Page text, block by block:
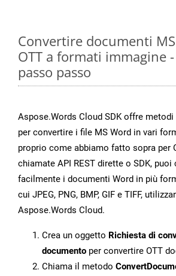
Convertire documenti
OTT a formati immagine
passo passo
Aspose.Words Cloud SDK offre
per convertire i file MS Word in vari
proprio come abbiamo fatto sopra per
chiamate API REST dirette o SDK, puoi
facilmente i documenti Word in più
cui JPEG, PNG, BMP, GIF e TIFF,
Aspose.Words Cloud.
Crea un oggetto Richiesta di
documento per convertire OTT
Chiama il metodo